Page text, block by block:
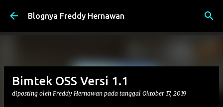
Langsung ke konten utama
Blognya Freddy Hernawan
Bimtek OSS Versi 1.1
diposting oleh Freddy Hernawan pada tanggal Oktober 17, 2019